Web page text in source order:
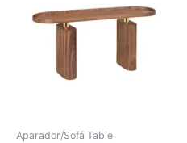
Aparador/Sofá Table